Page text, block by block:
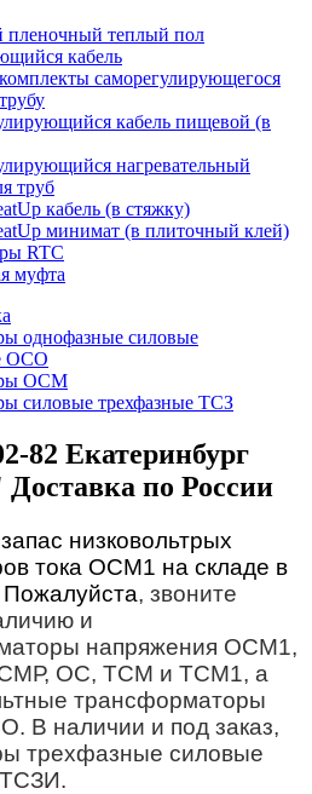
пленочный теплый пол
кабель
саморегулирующегося
кабель пищевой (в
нагревательный
труб
кабель (в стяжку)
минимат (в плиточный клей)
RTC
муфта
однофазные силовые
ОСО
ОСМ
силовые трехфазные ТСЗ
82 Екатеринбург
по России
низковольтрых
тока ОСМ1 на складе в
Пожалуйста, звоните
и
напряжения ОСМ1,
ОС, ТСМ и ТСМ1, а
трансформаторы
В наличии и под заказ,
трехфазные силовые
ТСЗИ.